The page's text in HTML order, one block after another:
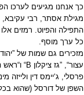
כך אנחנו מגיעים לערכו
מגילת אסתר, רבי עקיבא,
התפילה והפיוט. רמזים
כל ערך מוסף.
מזכירים גם שמות של
עצור“, ”גז ציקלון B
“
פרסלי, ג‘יימס דין ולייזה
השפן של דורסל (שהוא בכלל